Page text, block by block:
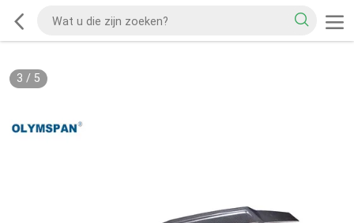
3 / 5